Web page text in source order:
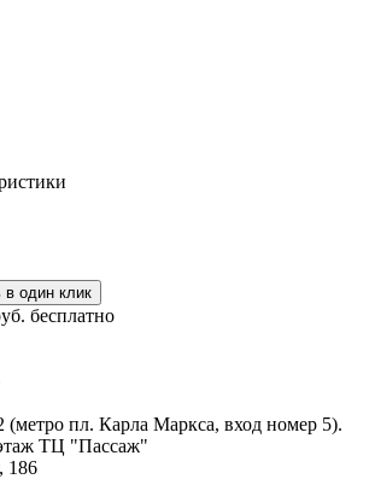
в один клик
бесплатно
(метро пл. Карла Маркса, вход номер 5).
ТЦ "Пассаж"
186